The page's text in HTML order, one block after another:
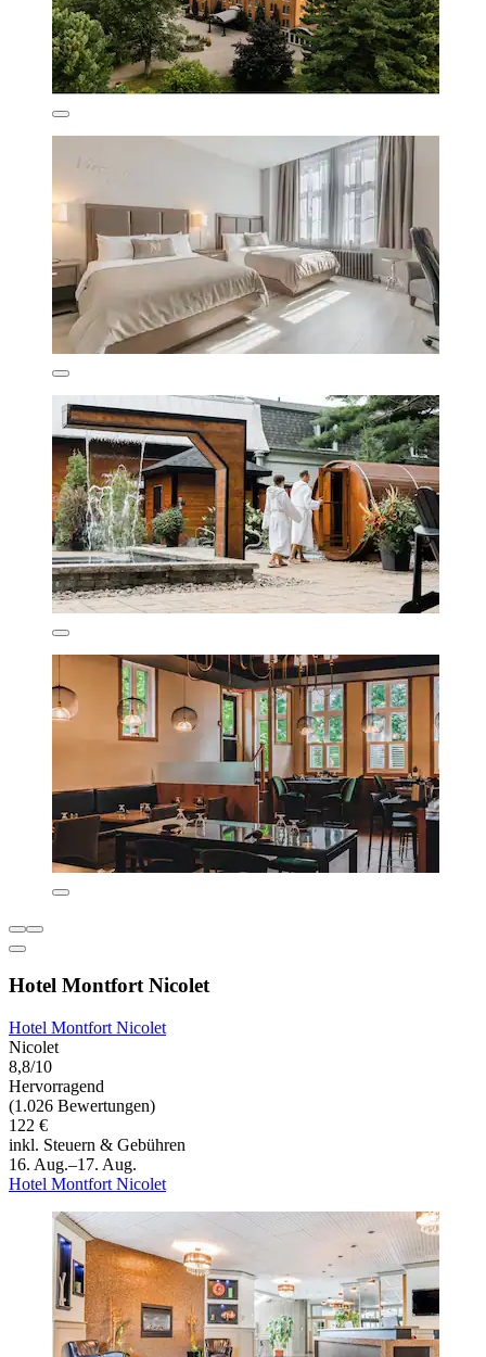
Hotel Montfort Nicolet
Hotel Montfort Nicolet
Nicolet
8,8/10
Hervorragend
(1.026 Bewertungen)
122 €
inkl. Steuern & Gebühren
16. Aug.–17. Aug.
Hotel Montfort Nicolet